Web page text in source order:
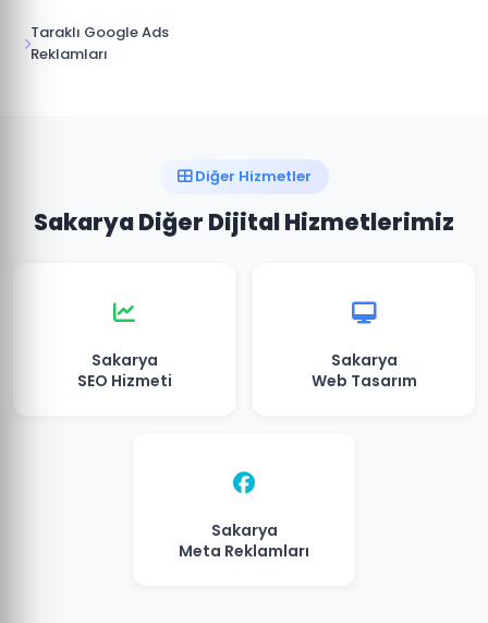
Taraklı Google Ads
Reklamları
Diğer Hizmetler
Sakarya Diğer Dijital Hizmetlerimiz
Sakarya
SEO Hizmeti
Sakarya
Web Tasarım
Sakarya
Meta Reklamları